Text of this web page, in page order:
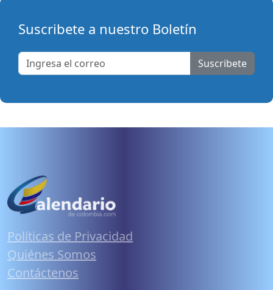
Suscribete a nuestro Boletín
Suscribete
Políticas de Privacidad
Quiénes Somos
Contáctenos